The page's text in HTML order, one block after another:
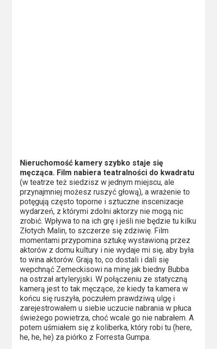
Nieruchomość kamery szybko staje się
męcząca. Film nabiera teatralności do kwadratu
(w teatrze też siedzisz w jednym miejscu, ale
przynajmniej możesz ruszyć głową), a wrażenie to
potęgują często toporne i sztuczne inscenizacje
wydarzeń, z którymi zdolni aktorzy nie mogą nic
zrobić. Wpływa to na ich grę i jeśli nie będzie tu kilku
Złotych Malin, to szczerze się zdziwię. Film
momentami przypomina sztukę wystawioną przez
aktorów z domu kultury i nie wydaje mi się, aby była
to wina aktorów. Grają to, co dostali i dali się
wepchnąć Zemeckisowi na minę jak biedny Bubba
na ostrzał artyleryjski. W połączeniu ze statyczną
kamerą jest to tak męczące, że kiedy ta kamera w
końcu się ruszyła, poczułem prawdziwą ulgę i
zarejestrowałem u siebie uczucie nabrania w płuca
świeżego powietrza, choć wcale go nie nabrałem. A
potem uśmiałem się z koliberka, który robi tu (here,
he, he, he) za piórko z Forresta Gumpa.